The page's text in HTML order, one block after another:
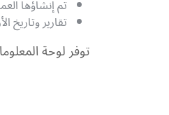
تم إنشاؤها
تقارير وتاريخ
توفر لوحة